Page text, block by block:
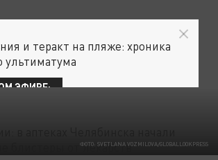
ФОТО: SVETLANA VOZMILOVA/GLOBALLOOKPRESS
и теракт на пляже: хроника
ультиматума
ЭФИРЕ: